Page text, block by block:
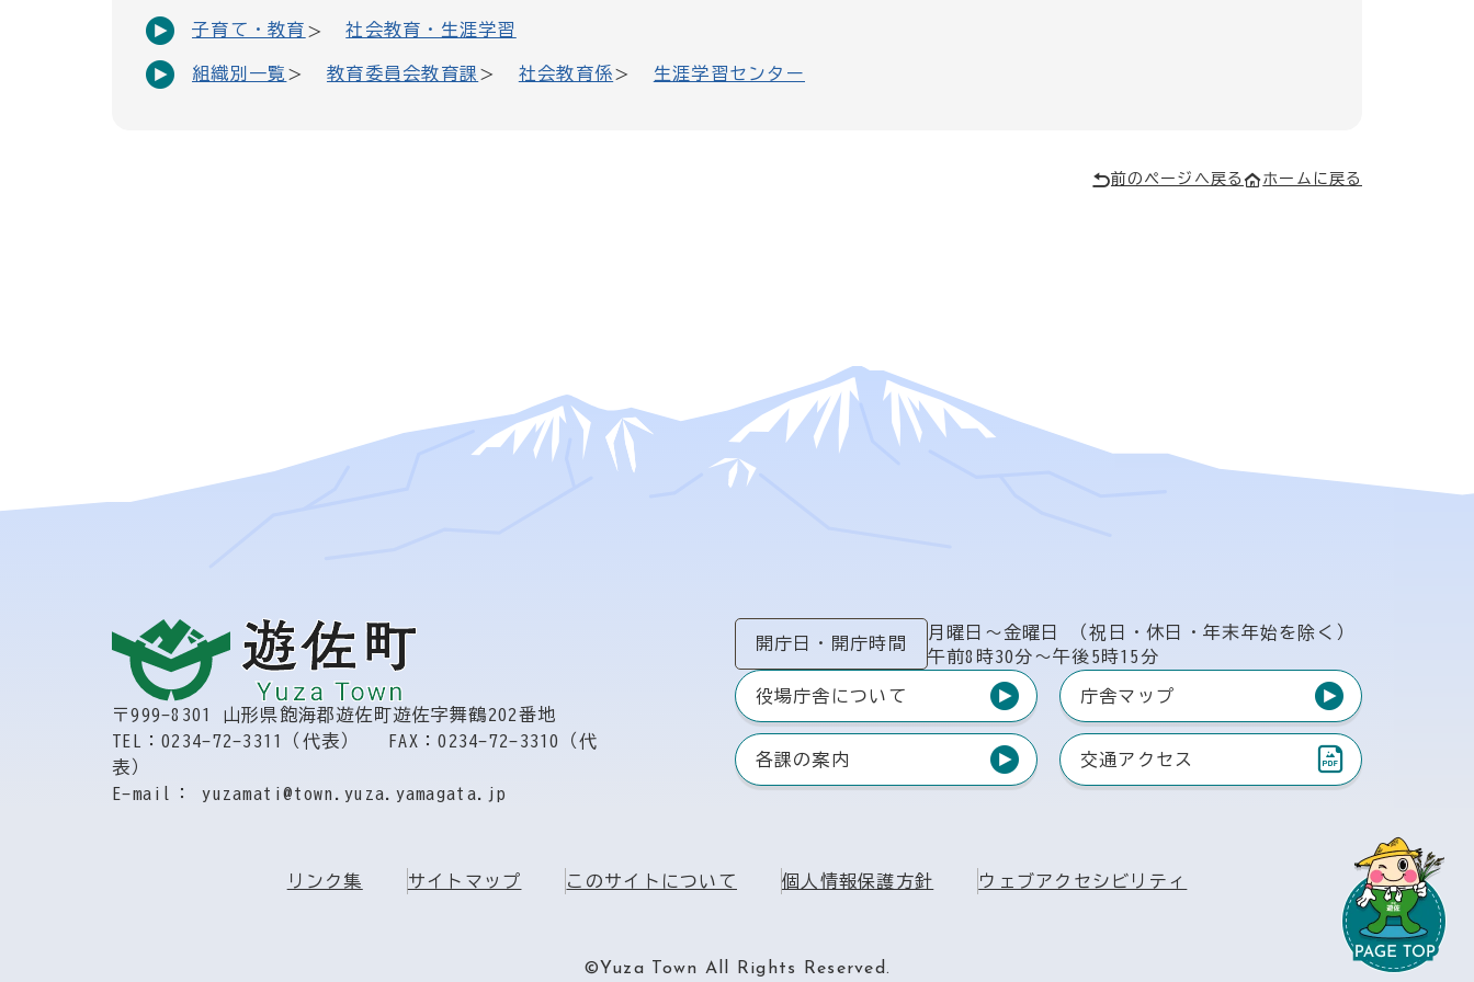
子育て・教育 社会教育・生涯学習
組織別一覧 教育委員会教育課 社会教育係 生涯学習センター
前のページへ戻る ホームに戻る
〒999-8301 山形県飽海郡遊佐町遊佐字舞鶴202番地
TEL：0234-72-3311（代表）
FAX：0234-72-3310（代
表）
E-mail： yuzamati@town.yuza.yamagata.jp
開庁日 ・ 開庁時間
月曜日〜金曜日
（祝日・休日・年末年始を除く）
午前8時30分〜午後5時15分
役場庁舎について 庁舎マップ
各課の案内 交通アクセス
（PDF）
リンク集 サイトマップ このサイトについて 個人情報保護方針 ウェブアクセシビリティ
©Yuza Town All Rights Reserved.